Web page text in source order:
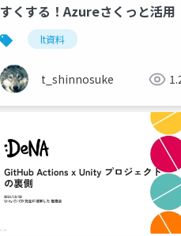
すくする！Azureさくっと活用
lt資料
t_shinnosuke